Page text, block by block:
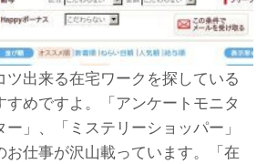
ツ出来る在宅ワークを探している
めですよ。「アンケートモニタ
」、「ミステリーショッパー」
お仕事が沢山載っています。「在